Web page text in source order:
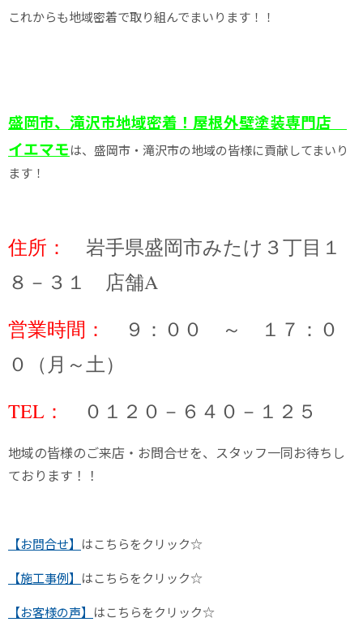
これからも地域密着で取り組んでまいります！！
盛岡市、滝沢市地域密着！屋根外壁塗装専門店
イエマモは、盛岡市・滝沢市の地域の皆様に貢献してまいり
ます！
住所：
岩手県盛岡市みたけ３丁目１
８－３１ 店舗A
営業時間：
９：００ ～ １７：０
０（月～土）
TEL：
０１２０－６４０－１２５
地域の皆様のご来店・お問合せを、スタッフ一同お待ちし
ております！！
【お問合せ】 はこちらをクリック☆
【施工事例】 はこちらをクリック☆
【お客様の声】 はこちらをクリック☆